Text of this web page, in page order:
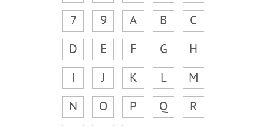
7
9 A B
C
D
E F G
H
I
J K L
M
N
O P Q
R